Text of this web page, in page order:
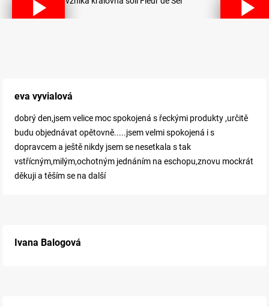
eva vyvialová
dobrý den,jsem velice moc spokojená s řeckými produkty ,určitě
budu objednávat opětovně.....jsem velmi spokojená i s
dopravcem a ještě nikdy jsem se nesetkala s tak
vstřícným,milým,ochotným jednáním na eschopu,znovu mockrát
děkuji a těším se na další
Ivana Balogová